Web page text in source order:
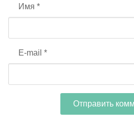
Имя *
E-mail *